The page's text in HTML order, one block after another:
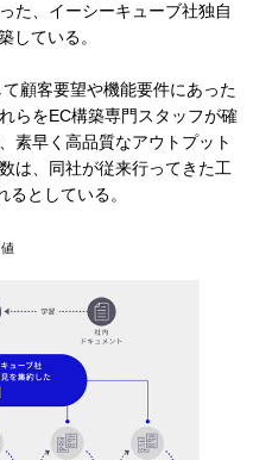
た、イーシーキューブ社独自
している。
顧客要望や機能要件にあった
らをEC構築専門スタッフが確
素早く高品質なアウトプット
は、同社が従来行ってきた工
としている。